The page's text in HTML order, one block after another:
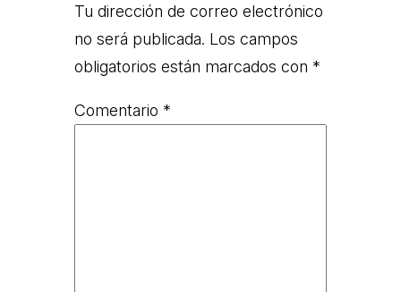
Tu dirección de correo electrónico
no será publicada. Los campos
obligatorios están marcados con *
Comentario *